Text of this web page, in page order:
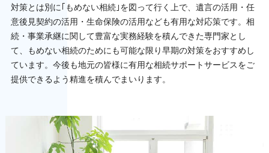
対策とは別に｢もめない相続｣を図って行く上で、遺言の活用・任
意後見契約の活用・生命保険の活用なども有用な対応策です。相
続・事業承継に関して豊富な実務経験を積んできた専門家とし
て、もめない相続のためにも可能な限り早期の対策をおすすめし
ています。今後も地元の皆様に有用な相続サポートサービスをご
提供できるよう精進を積んでまいります。